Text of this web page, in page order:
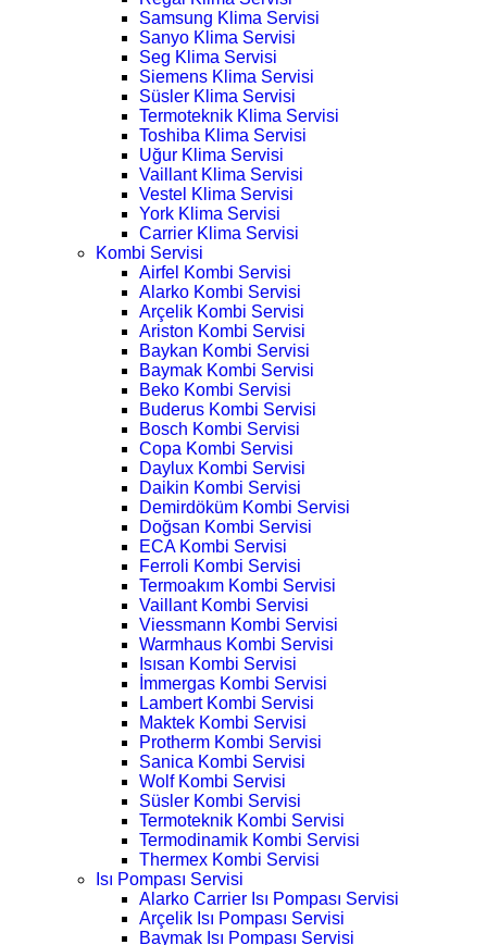
Samsung Klima Servisi
Sanyo Klima Servisi
Seg Klima Servisi
Siemens Klima Servisi
Süsler Klima Servisi
Termoteknik Klima Servisi
Toshiba Klima Servisi
Uğur Klima Servisi
Vaillant Klima Servisi
Vestel Klima Servisi
York Klima Servisi
Carrier Klima Servisi
Kombi Servisi
Airfel Kombi Servisi
Alarko Kombi Servisi
Arçelik Kombi Servisi
Ariston Kombi Servisi
Baykan Kombi Servisi
Baymak Kombi Servisi
Beko Kombi Servisi
Buderus Kombi Servisi
Bosch Kombi Servisi
Copa Kombi Servisi
Daylux Kombi Servisi
Daikin Kombi Servisi
Demirdöküm Kombi Servisi
Doğsan Kombi Servisi
ECA Kombi Servisi
Ferroli Kombi Servisi
Termoakım Kombi Servisi
Vaillant Kombi Servisi
Viessmann Kombi Servisi
Warmhaus Kombi Servisi
Isısan Kombi Servisi
İmmergas Kombi Servisi
Lambert Kombi Servisi
Maktek Kombi Servisi
Protherm Kombi Servisi
Sanica Kombi Servisi
Wolf Kombi Servisi
Süsler Kombi Servisi
Termoteknik Kombi Servisi
Termodinamik Kombi Servisi
Thermex Kombi Servisi
Isı Pompası Servisi
Alarko Carrier Isı Pompası Servisi
Arçelik Isı Pompası Servisi
Baymak Isı Pompası Servisi